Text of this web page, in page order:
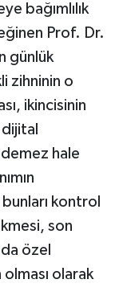
bağımlılık
Prof. Dr.
günlük
zihninin o
ikincisinin
hale
kontrol
son
özel
olması olarak